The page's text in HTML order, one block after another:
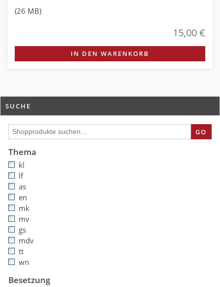
(26 MB)
15,00 €
IN DEN WARENKORB
SUCHE
GO
Thema
kl
lf
as
en
mk
mv
gs
mdv
tt
wn
Besetzung